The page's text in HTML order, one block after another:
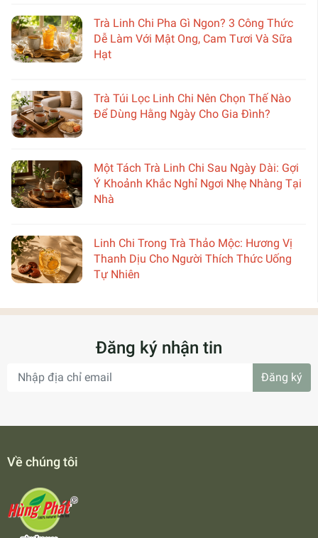
Trà Linh Chi Pha Gì Ngon? 3 Công Thức
Dễ Làm Với Mật Ong, Cam Tươi Và Sữa
Hạt
Trà Túi Lọc Linh Chi Nên Chọn Thế Nào
Để Dùng Hằng Ngày Cho Gia Đình?
Một Tách Trà Linh Chi Sau Ngày Dài: Gợi
Ý Khoảnh Khắc Nghỉ Ngơi Nhẹ Nhàng Tại
Nhà
Linh Chi Trong Trà Thảo Mộc: Hương Vị
Thanh Dịu Cho Người Thích Thức Uống
Tự Nhiên
Đăng ký nhận tin
Đăng ký
Về chúng tôi